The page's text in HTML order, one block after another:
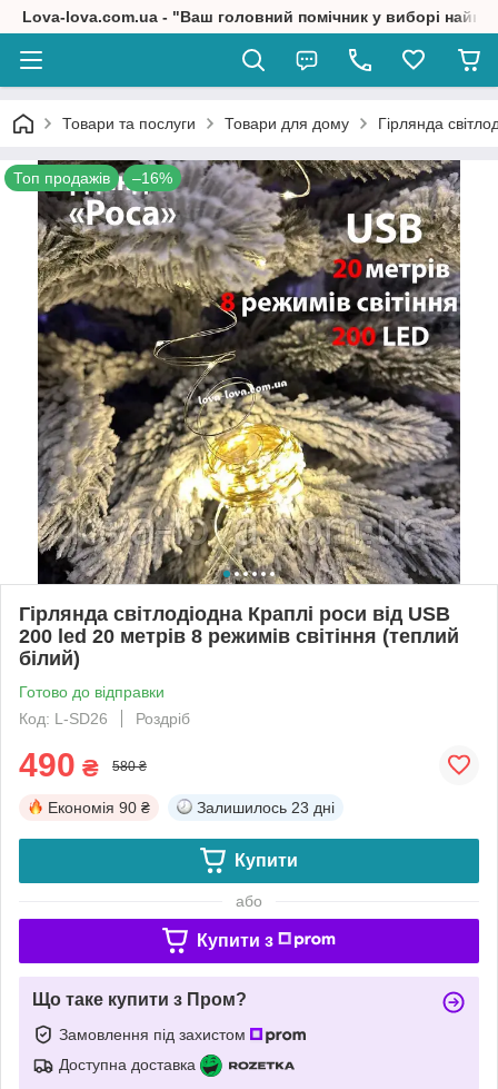
Lova-lova.com.ua - "Ваш головний помічник у виборі
Товари та послуги Товари для дому Гірлянда
Топ продажів –16%
Гірлянда світлодіодна Краплі роси від USB
200 led 20 метрів 8 режимів світіння (теплий
білий)
Готово до відправки
Код: L-SD26
Роздріб
490 ₴ 580 ₴
Економія 90 ₴ Залишилось 23 дні
Купити
або
Купити з
Що таке купити з Пром?
Замовлення під захистом
Доступна доставка